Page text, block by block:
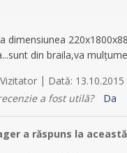
dimensiunea
din braila,va
Vizitator | Dată:
a fost utilă?
Da
a răspuns la